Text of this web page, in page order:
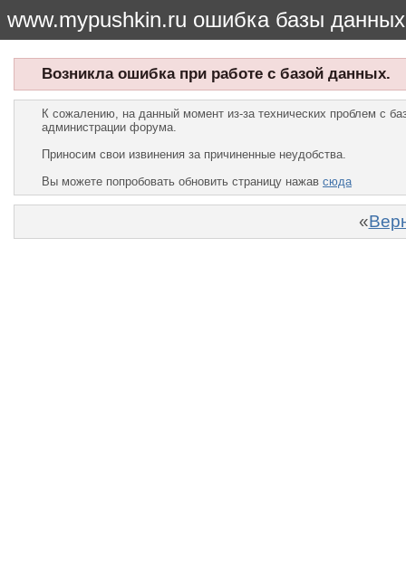
www.mypushkin.ru ошибка базы данных
Возникла ошибка при работе с базой данных.
К сожалению, на данный момент из-за технических проблем с
администрации форума.
Приносим свои извинения за причиненные неудобства.
Вы можете попробовать обновить страницу нажав сюда
«